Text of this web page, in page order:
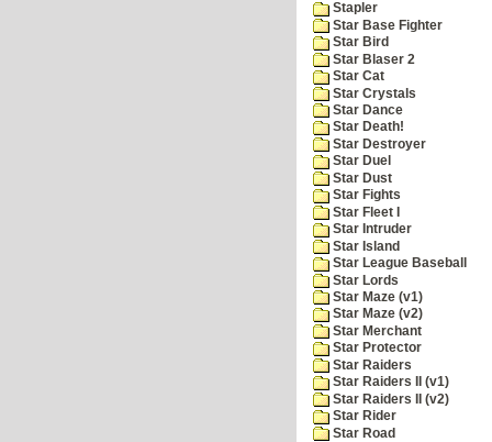
Stapler
Star Base Fighter
Star Bird
Star Blaser 2
Star Cat
Star Crystals
Star Dance
Star Death!
Star Destroyer
Star Duel
Star Dust
Star Fights
Star Fleet I
Star Intruder
Star Island
Star League Baseball
Star Lords
Star Maze (v1)
Star Maze (v2)
Star Merchant
Star Protector
Star Raiders
Star Raiders II (v1)
Star Raiders II (v2)
Star Rider
Star Road